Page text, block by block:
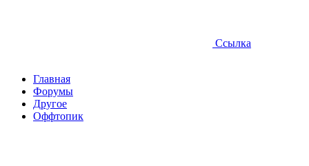
Ссылка
Главная
Форумы
Другое
Оффтопик